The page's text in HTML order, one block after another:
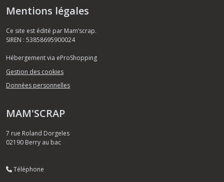
Mentions légales
Ce site est édité par Mam’scrap.
SIREN : 53858695900024
Hébergement via eProShopping
Gestion des cookies
Données personnelles
MAM'SCRAP
7 rue Roland Dorgeles
02190 Berry au bac
Téléphone